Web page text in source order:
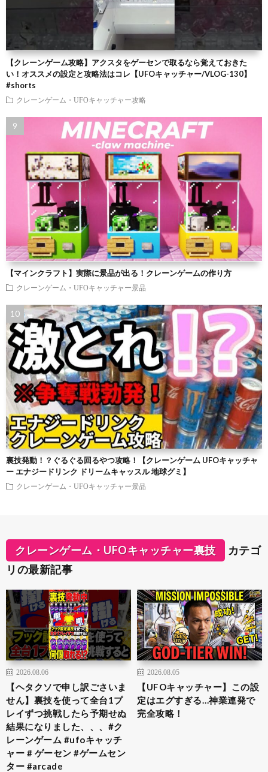
【クレーンゲーム攻略】アクスタをゲーセンで取るなら覚えておきた
い！オススメの設定と攻略法はコレ【UFOキャッチャー/VLOG-130】
#shorts
クレーンゲーム・UFOキャッチャー攻略
【マインクラフト】実際に景品が出る！クレーンゲームの作り方
クレーンゲーム・UFOキャッチャー景品
裏技発動！？ぐるぐる回るやつ攻略！【クレーンゲーム UFOキャッチャ
ー エナジードリンク ドリームキャッスル 地球グミ】
クレーンゲーム・UFOキャッチャー景品
クレーンゲーム・UFOキャッチャー裏技
カテゴ
リの最新記事
2026.08.06
【ヘタクソで申し訳ごさいま
せん】裏技を使って全台1プ
レイずつ挑戦したら予期せぬ
結果になりました、、、#ク
レーンゲーム #ufoキャッチ
ャー # ゲーセン #ゲームセン
ター #arcade
2026.08.05
【UFOキャッチャー】この設
定はエグすぎる…神業連発で
完全攻略！